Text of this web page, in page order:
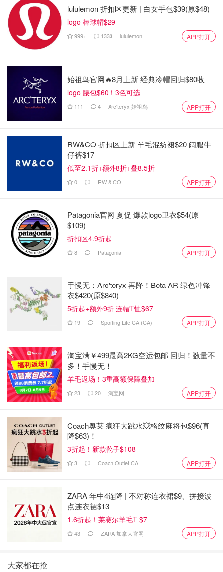
lululemon 折扣区更新 | 白女手包$39(原$48)
logo 棒球帽$29
999+ 1333 lululemon APP打开
始祖鸟官网🔥8月上新 经典冷帽回归$80收
logo 腰包$60！3色可选
111 4 Arc'teryx 始祖鸟 APP打开
RW&CO 折扣区上新 羊毛混纺裙$20 阔腿牛
仔裤$17
低至2.1折+额外8折+叠8.5折
0 RW & CO APP打开
Patagonia官网 夏促 爆款logo卫衣$54(原
$109)
折扣区4.9折起
8 Patagonia APP打开
手慢无：Arc'teryx 再降！Beta AR 绿色冲锋
衣$420(原$840)
5折起+额外9折 连帽T恤$67
19 Sporting Life CA (CA) APP打开
淘宝满￥499最高2KG空运包邮 回归！数量不
多！手慢无！
羊毛返场！3重高额保障叠加
23 20 淘宝网 APP打开
Coach奥莱 疯狂大跳水💥格纹麻将包$96(直
降$63)！
3折起！新款靴子$108
3 Coach Outlet CA APP打开
ZARA 年中4连降 | 不对称连衣裙$9、拼接波
点连衣裙$13
1.6折起！莱赛尔羊毛T $7
43 ZARA 加拿大官网 APP打开
大家都在抢